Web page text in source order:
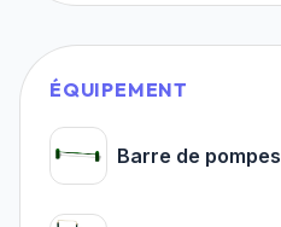
ÉQUIPEMENT
Barre de pompes